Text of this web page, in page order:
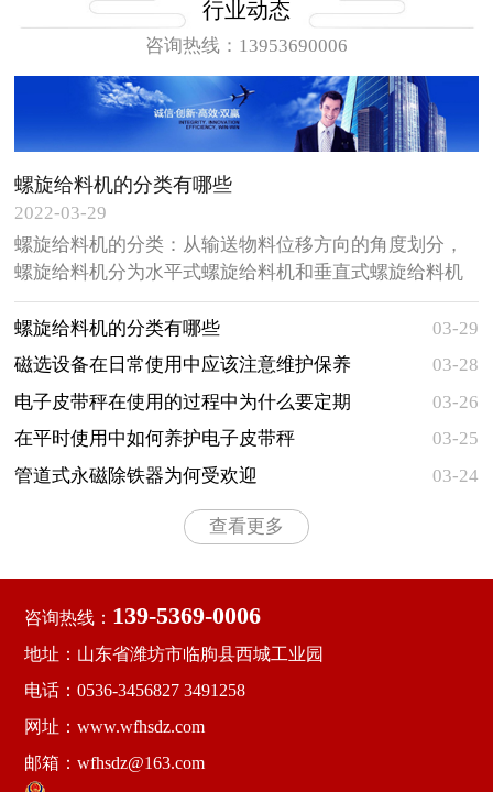
行业动态
咨询热线：13953690006
螺旋给料机的分类有哪些
2022-03-29
螺旋给料机的分类：从输送物料位移方向的角度划分，
螺旋给料机分为水平式螺旋给料机和垂直式螺旋给料机
两大类型，主要用于对各种粉状、颗粒状和小块状等松
散物料的水平输送 ...
螺旋给料机的分类有哪些
03-29
​磁选设备在日常使用中应该注意维护保养
的事项有哪些
03-28
电子皮带秤在使用的过程中为什么要定期
检查
03-26
在平时使用中如何养护电子皮带秤
03-25
管道式永磁除铁器为何受欢迎
03-24
查看更多
咨询热线： 139-5369-0006
地址：山东省潍坊市临朐县西城工业园
电话：0536-3456827 3491258
网址：www.wfhsdz.com
邮箱：wfhsdz@163.com